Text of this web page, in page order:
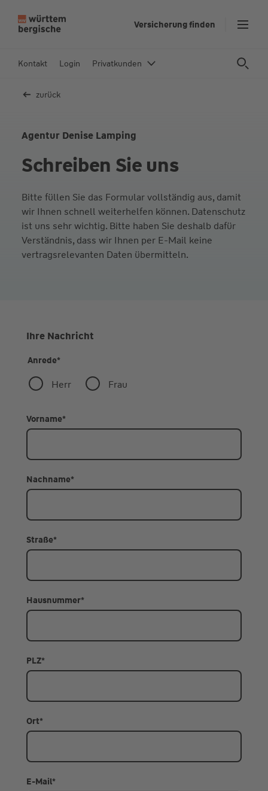
In
Versicherung finden
Kontakt Login Privatkunden
zurück
Agentur Denise Lamping
Schreiben Sie uns
Bitte füllen Sie das Formular vollständig aus, damit
wir Ihnen schnell weiterhelfen können. Datenschutz
ist uns sehr wichtig. Bitte haben Sie deshalb dafür
Verständnis, dass wir Ihnen per E-Mail keine
vertragsrelevanten Daten übermitteln.
Ihre Nachricht
Anrede*
Herr Frau
Vorname*
Nachname*
Straße*
Hausnummer*
PLZ*
Ort*
E-Mail*